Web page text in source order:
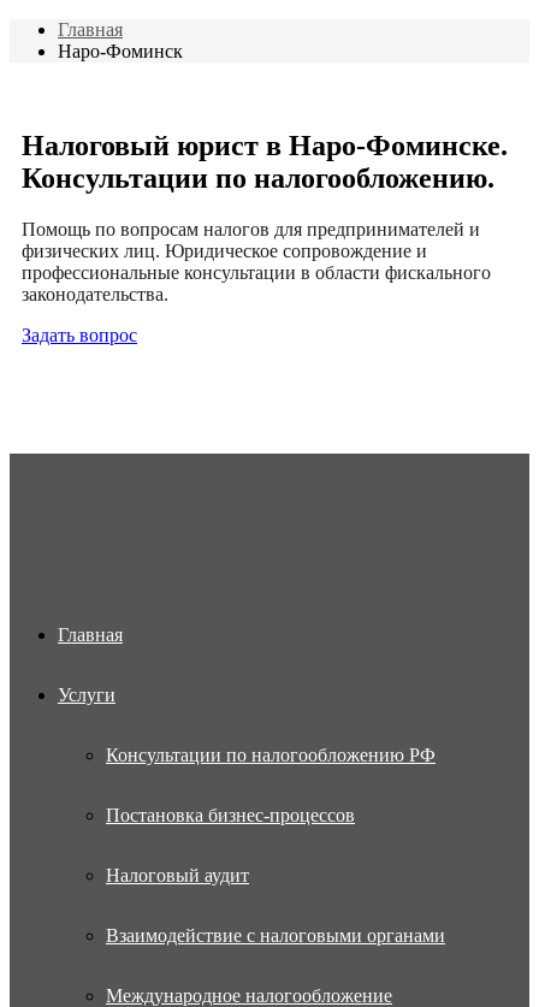
Главная
Наро-Фоминск
Налоговый юрист в Наро-Фоминске.
Консультации по налогообложению.
Помощь по вопросам налогов для предпринимателей и
физических лиц. Юридическое сопровождение и
профессиональные консультации в области фискального
законодательства.
Задать вопрос
Главная
Услуги
Консультации по налогообложению РФ
Постановка бизнес-процессов
Налоговый аудит
Взаимодействие с налоговыми органами
Международное налогообложение